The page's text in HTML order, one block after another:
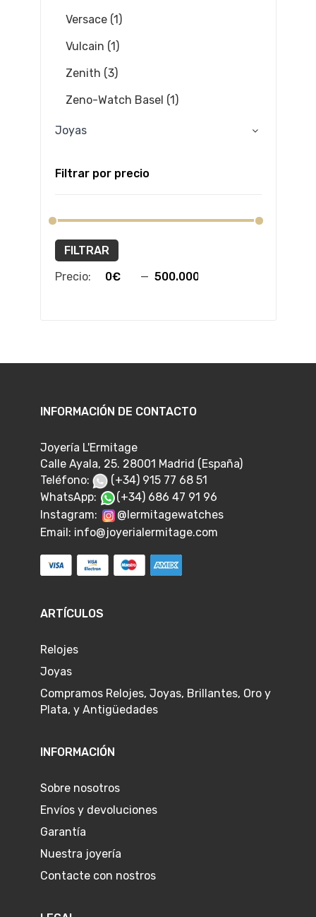
Versace (1)
Vulcain (1)
Zenith (3)
Zeno-Watch Basel (1)
Joyas
Filtrar por precio
FILTRAR
Precio:
—
INFORMACIÓN DE CONTACTO
Joyería L'Ermitage
Calle Ayala, 25. 28001 Madrid (España)
Teléfono:
(+34) 915 77 68 51
WhatsApp:
(+34) 686 47 91 96
Instagram:
@lermitagewatches
Email: info@joyerialermitage.com
ARTÍCULOS
Relojes
Joyas
Compramos Relojes, Joyas, Brillantes, Oro y
Plata, y Antigüedades
INFORMACIÓN
Sobre nosotros
Envíos y devoluciones
Garantía
Nuestra joyería
Contacte con nostros